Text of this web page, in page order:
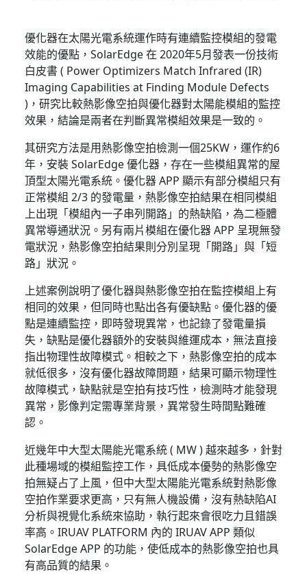
優化器在太陽光電系統運作時有連續監控模組的發電
效能的優點，SolarEdge 在 2020年5月發表一份技術
白皮書 ( Power Optimizers Match Infrared (IR)
Imaging Capabilities at Finding Module Defects
)，研究比較熱影像空拍與優化器對太陽能模組的監控
效果，結論是兩者在判斷異常模組效果是一致的。
其研究方法是用熱影像空拍檢測一個25KW，運作約6
年，安裝 SolarEdge 優化器，存在一些模組異常的屋
頂型太陽光電系統。優化器 APP 顯示有部分模組只有
正常模組 2/3 的發電量，熱影像空拍結果在相同模組
上出現「模組內一子串列開路」的熱缺陷，為二極體
異常導通狀況。另有兩片模組在優化器 APP 呈現無發
電狀況，熱影像空拍結果則分別呈現「開路」與「短
路」狀況。
上述案例說明了優化器與熱影像空拍在監控模組上有
相同的效果，但同時也點出各有優缺點。優化器的優
點是連續監控，即時發現異常，也記錄了發電量損
失，缺點是優化器額外的安裝與維運成本，無法直接
指出物理性故障模式。相較之下，熱影像空拍的成本
就低很多，沒有優化器故障問題，結果可顯示物理性
故障模式，缺點就是空拍有技巧性，檢測時才能發現
異常，影像判定需專業背景，異常發生時間點難確
認。
近幾年中大型太陽能光電系統 ( MW ) 越來越多，針對
此種場域的模組監控工作，具低成本優勢的熱影像空
拍無疑占了上風，但中大型太陽能光電系統對熱影像
空拍作業要求更高，只有無人機設備，沒有熱缺陷AI
分析與視覺化系統來協助，執行起來會很吃力且錯誤
率高。IRUAV PLATFORM 內的 IRUAV APP 類似
SolarEdge APP 的功能，使低成本的熱影像空拍也具
有高品質的結果。